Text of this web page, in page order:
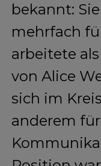
bekannt:
mehrfach
arbeitete
von Alice
sich im
anderem